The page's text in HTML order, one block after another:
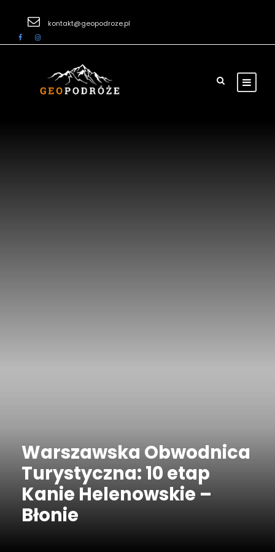
kontakt@geopodroze.pl
Warszawska Obwodnica
Turystyczna: 10 etap
Kanie Helenowskie –
Błonie